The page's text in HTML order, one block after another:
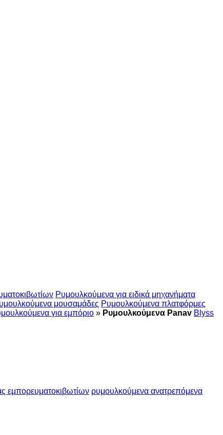
Ρυμουλκούμενα για ειδικά μηχανήματα
μουσαμάδες Ρυμουλκούμενα πλατφόρμες
για εμπόριο » Ρυμουλκούμενα Panav Blyss
εμπορευματοκιβωτίων ρυμουλκούμενα ανατρεπόμενα